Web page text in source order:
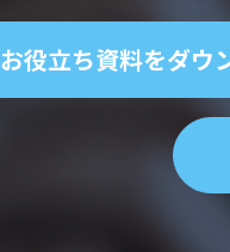
お役立ち資料をダウ